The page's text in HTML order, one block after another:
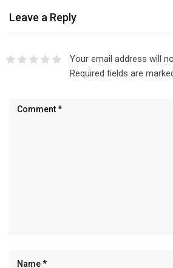
Leave a Reply
Your email address will
Required fields are